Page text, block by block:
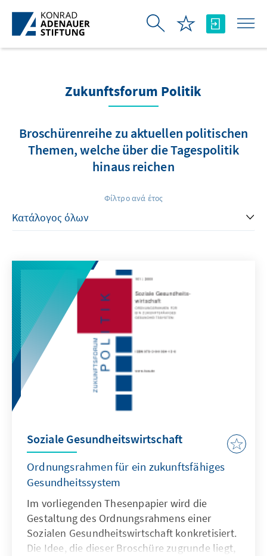
Skip to Main Content
Zukunftsforum Politik
Broschürenreihe zu aktuellen politischen
Themen, welche über die Tagespolitik
hinaus reichen
Φίλτρο ανά έτος
Soziale Gesundheitswirtschaft
Ordnungsrahmen für ein zukunftsfähiges
Gesundheitssystem
Im vorliegenden Thesenpapier wird die
Gestaltung des Ordnungsrahmens einer
Sozialen Gesundheitswirtschaft konkretisiert.
Die Idee, die dieser Broschüre zugrunde liegt,